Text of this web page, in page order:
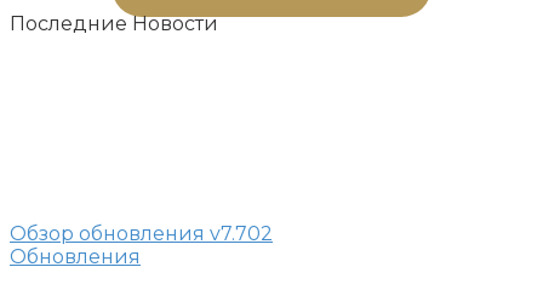
Последние Новости
Обзор обновления v7.702
Обновления